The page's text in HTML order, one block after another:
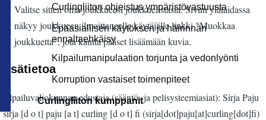
Curlingliiton ohjeistus ympäristövastuusta
Epäasiallisen käytöksen ja häirinnän
ennaltaehkäisy
Kilpailumanipulaation torjunta ja vedonlyönti
Korruption vastaiset toimenpiteet
Curlingliiton kumppanit
Valitse sitten oma joukkueesi joukkuelistasta. Sivun ylälaidassa
näkyy joukkueen ilmoittaneelle käytäjälle linkki "Muokkaa
joukkuetta", jota kautta pääset lisäämään kuvia.
Lisätietoa
Kilpailuvaliokunnan edustaja (sääntö- ja pelisysteemiasiat): Sirja Paju
sirja [d o t] paju [a t] curling [d o t] fi (sirja[dot]paju[at]curling[dot]fi)